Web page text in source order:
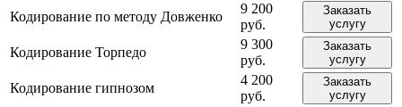
Кодирование по методу Довженко
9 200
руб.
Заказать
услугу
Кодирование Торпедо
9 300
руб.
Заказать
услугу
Кодирование гипнозом
4 200
руб.
Заказать
услугу